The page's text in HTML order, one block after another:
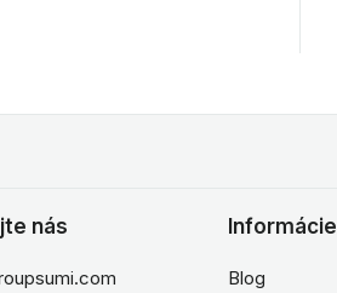
nás Informácie
Blog